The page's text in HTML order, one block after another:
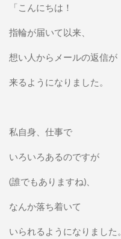
「こんにちは！
指輪が届いて以来、
想い人からメールの返信が
来るようになりました。
私自身、仕事で
いろいろあるのですが
(誰でもありますね)、
なんか落ち着いて
いられるようになりました。